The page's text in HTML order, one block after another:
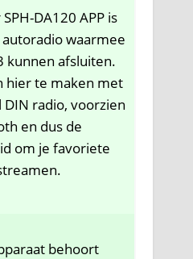
DA120 APP is
waarmee
kunnen afsluiten.
hier te maken met
DIN radio, voorzien
en dus de
om je favoriete
behoort